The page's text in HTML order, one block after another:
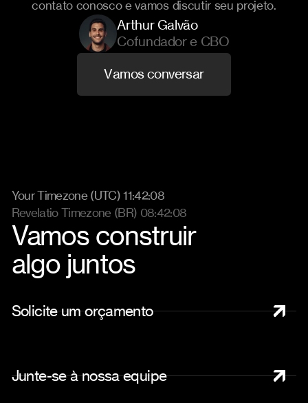
contato conosco e vamos discutir seu projeto.
Arthur Galvão
Cofundador e CBO
Vamos conversar
Your Timezone (UTC) 11:42:16
Revelatio Timezone (BR) 08:42:16
Vamos construir
algo juntos
Solicite um orçamento
Junte-se à nossa equipe